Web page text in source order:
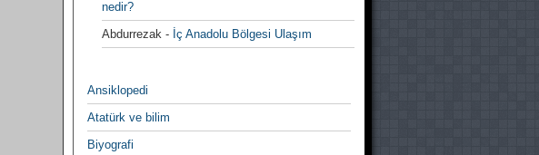
nedir?
Abdurrezak - İç Anadolu Bölgesi Ulaşım
Ansiklopedi
Atatürk ve bilim
Biyografi